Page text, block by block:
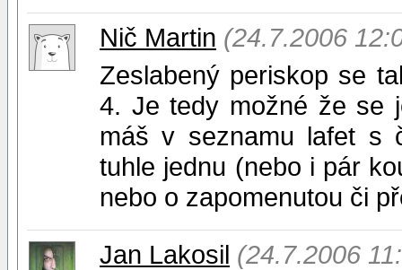
Nič Martin (24.7.2006
Zeslabený periskop se
4. Je tedy možné že se
máš v seznamu lafet s
tuhle jednu (nebo i pár
nebo o zapomenutou či
Jan Lakosil (24.7.2006